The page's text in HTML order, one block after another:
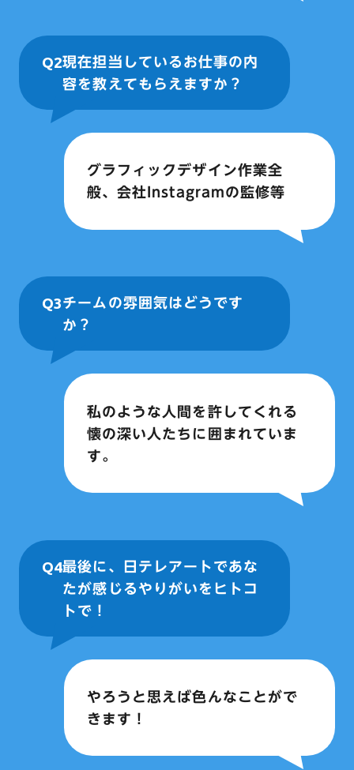
Q2現在担当しているお仕事の内
容を教えてもらえますか？
グラフィックデザイン作業全
般、会社Instagramの監修等
Q3チームの雰囲気はどうです
か？
私のような人間を許してくれる
懐の深い人たちに囲まれていま
す。
Q4最後に、日テレアートであな
たが感じるやりがいをヒトコ
トで！
やろうと思えば色んなことがで
きます！